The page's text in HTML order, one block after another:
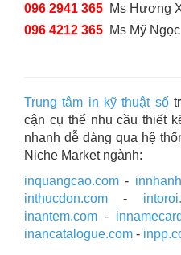
096 2941 365 Ms Hương
096 4212 365 Ms Mỹ Ngọc
Trung tâm in kỹ thuật số
cận cụ thể nhu cầu thiết
nhanh dễ dàng qua hệ
Niche Market ngành:
inquangcao.com -
inthucdon.com -
inantem.com -
inancatalogue.com -